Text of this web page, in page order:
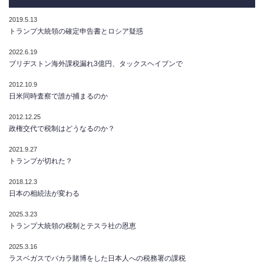
2019.5.13
トランプ大統領の確定申告書とロシア疑惑
2022.6.19
ブリヂストン海外課税漏れ3億円、タックスヘイブンで
2012.10.9
日米同時査察で誰が捕まるのか
2012.12.25
政権交代で税制はどうなるのか？
2021.9.27
トランプが切れた？
2018.12.3
日本の相続法が変わる
2025.3.23
トランプ大統領の税制とテスラ社の恩恵
2025.3.16
ラスベガスでバカラ賭博をした日本人への税務署の課税